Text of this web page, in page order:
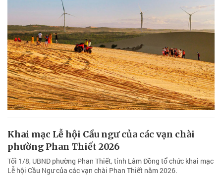
Khai mạc Lễ hội Cầu ngư của các vạn chài
phường Phan Thiết 2026
Tối 1/8, UBND phường Phan Thiết, tỉnh Lâm Đồng tổ chức khai mạc
Lễ hội Cầu Ngư của các vạn chài Phan Thiết năm 2026.